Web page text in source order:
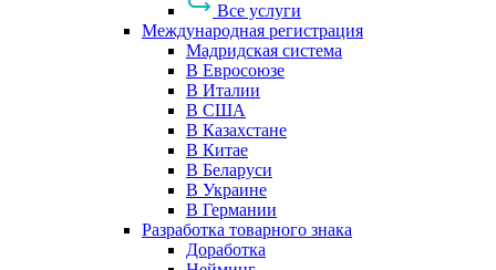
Все услуги
Международная регистрация
Мадридская система
В Евросоюзе
В Италии
В США
В Казахстане
В Китае
В Беларуси
В Украине
В Германии
Разработка товарного знака
Доработка